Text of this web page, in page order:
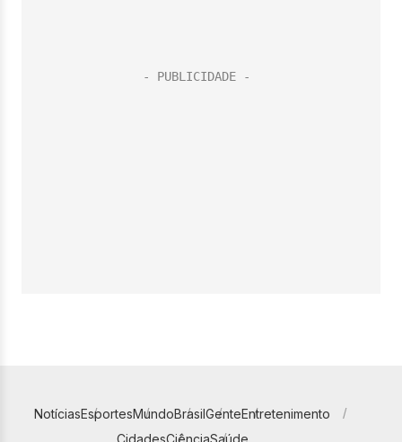
NotíciasEsportesMundoBrasilGenteEntretenimento
CidadesCiênciaSaúde